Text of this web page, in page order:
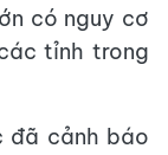
có nguy cơ
tỉnh trong
đã cảnh báo